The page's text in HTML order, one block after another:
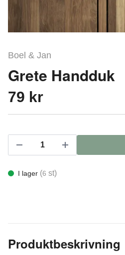
Boel & Jan
Grete Handduk
79 kr
I lager (6 st)
Produktbeskrivning